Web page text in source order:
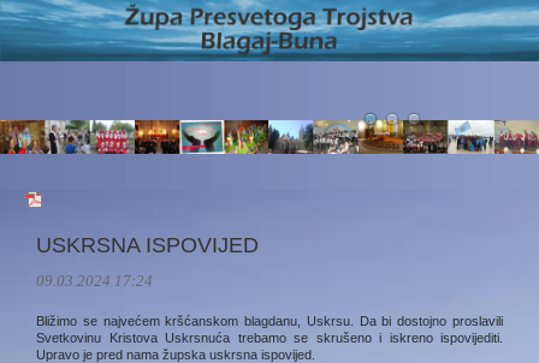
USKRSNA ISPOVIJED
09.03.2024 17:24
Bližimo se najvećem kršćanskom blagdanu, Uskrsu. Da bi dostojno proslavili
Svetkovinu Kristova Uskrsnuća trebamo se skrušeno i iskreno ispovijediti.
Upravo je pred nama župska uskrsna ispovijed.